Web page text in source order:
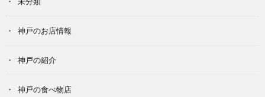
神戸のお店情報
神戸の紹介
神戸の食べ物店